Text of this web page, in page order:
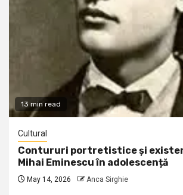
13 min read
Cultural
Contururi portretistice și
Mihai Eminescu în adolescență
May 14, 2026 Anca Sirghie